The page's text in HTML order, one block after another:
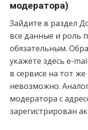
модератора)
Зайдите в раздел
все данные и роль
обязательным.
укажете здесь e-
в сервисе на тот
невозможно.
модератора с
зарегистрирован